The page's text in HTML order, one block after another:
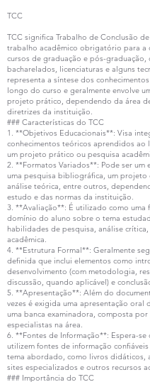
TCC
TCC significa Trabalho de Conclusão
trabalho acadêmico obrigatório para a
cursos de graduação e pós-graduação,
bacharelados, licenciaturas e alguns
representa a síntese dos
longo do curso e geralmente envolve
projeto prático, dependendo da área
diretrizes da instituição.
### Características do TCC
1. **Objetivos Educacionais**: Visa
conhecimentos teóricos aprendidos ao
um projeto prático ou pesquisa
2. **Formatos Variados**: Pode ser um
uma pesquisa bibliográfica, um projeto
análise teórica, entre outros,
estudo e das normas da instituição.
3. **Avaliação**: É utilizado como uma
domínio do aluno sobre o tema
habilidades de pesquisa, análise crítica,
acadêmica.
4. **Estrutura Formal**: Geralmente
definida que inclui elementos como
desenvolvimento (com metodologia,
discussão, quando aplicável) e
5. **Apresentação**: Além do
vezes é exigida uma apresentação oral
uma banca examinadora, composta por
especialistas na área.
6. **Fontes de Informação**: Espera-se
utilizem fontes de informação
tema abordado, como livros didáticos,
sites especializados e outros recursos
### Importância do TCC